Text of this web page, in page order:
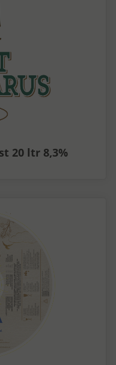
20 ltr 8,3%